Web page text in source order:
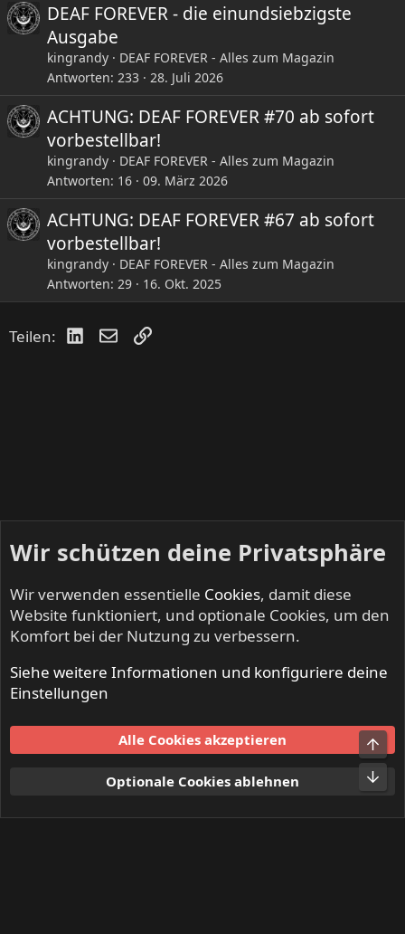
DEAF FOREVER - die einundsiebzigste
Ausgabe
kingrandy
DEAF FOREVER - Alles zum Magazin
Antworten 233 28. Juli 2026
ACHTUNG: DEAF FOREVER #70 ab sofort
vorbestellbar!
kingrandy
DEAF FOREVER - Alles zum Magazin
Antworten 16 09. März 2026
ACHTUNG: DEAF FOREVER #67 ab sofort
vorbestellbar!
kingrandy
DEAF FOREVER - Alles zum Magazin
Antworten 29 16. Okt. 2025
Teilen: LinkedIn
E-MailLink
DEAF FOREVER - Alles zum Magazin
Nutzungsbedingungen
Datenschutz
S
Wir schützen deine Privatsphäre
Wir verwenden essentielle Cookies, damit diese
Website funktioniert, und optionale Cookies, um den
Komfort bei der Nutzung zu verbessern.
Siehe weitere Informationen und konfiguriere deine
Einstellungen
Alle Cookies akzeptieren
Optionale Cookies ablehnen